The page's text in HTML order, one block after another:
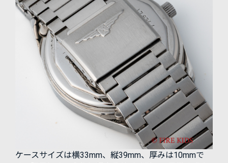
ケースサイズは横33mm、縦39mm、厚みは10mmで